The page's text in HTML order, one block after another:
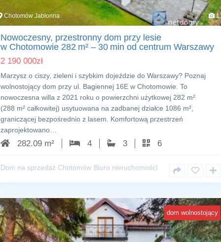
Chotomów Jabłonna
Nowoczesny, przestronny dom przy lesie
w Chotomowie 282 m² – 30 min od centrum Warszawy
2 190 000zł
Marzysz o ciszy, zieleni i szybkim dojeździe do Warszawy? Poznaj
wolnostojący dom przy ul. Bagiennej 16E w Chotomowie. To
nowoczesna willa z 2021 roku o powierzchni użytkowej 282 m²
(288 m² całkowitej) usytuowana na zadbanej działce 1086 m²,
graniczącej bezpośrednio z lasem. Komfortową przestrzeń
zaprojektowano…
282.09 m² 4 3 6
Dom na sprzedaż Chotomów Biuro nieruchomości
dom wolnostojący